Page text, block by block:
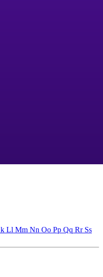
Ll Mm Nn Oo Pp Qq Rr Ss